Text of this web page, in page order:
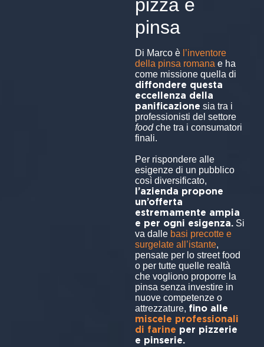
pizza e
pinsa
Di Marco è l’inventore
della pinsa romanae ha
come missione quella di
diffondere questa
eccellenza della
panificazione sia tra i
professionisti del settore
foodche tra i consumatori
finali.
Per rispondere alle
esigenze di un pubblico
così diversificato,
l’azienda propone
un’offerta
estremamente ampia
e per ogni esigenza.Si
va dalle basi precotte e
surgelate all’istante,
pensate per lo street food
o per tutte quelle realtà
che vogliono proporre la
pinsa senza investire in
nuove competenze o
attrezzature, fino alle
miscele professionali
di farine per pizzerie
e pinserie.